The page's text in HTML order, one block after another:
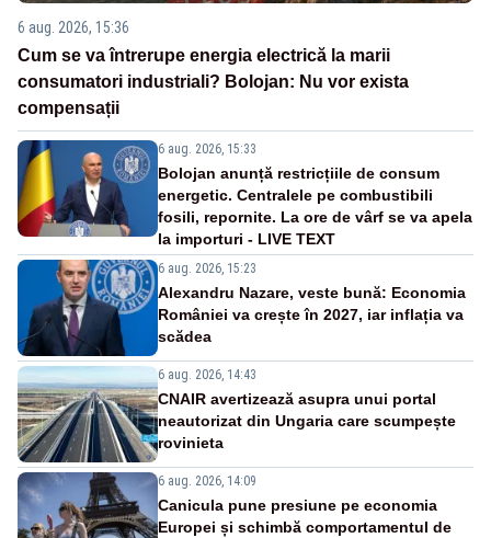
6 aug. 2026, 15:36
Cum se va întrerupe energia electrică la marii
consumatori industriali? Bolojan: Nu vor exista
compensații
6 aug. 2026, 15:33
Bolojan anunță restricțiile de consum
energetic. Centralele pe combustibili
fosili, repornite. La ore de vârf se va apela
la importuri - LIVE TEXT
6 aug. 2026, 15:23
Alexandru Nazare, veste bună: Economia
României va crește în 2027, iar inflația va
scădea
6 aug. 2026, 14:43
CNAIR avertizează asupra unui portal
neautorizat din Ungaria care scumpește
rovinieta
6 aug. 2026, 14:09
Canicula pune presiune pe economia
Europei și schimbă comportamentul de